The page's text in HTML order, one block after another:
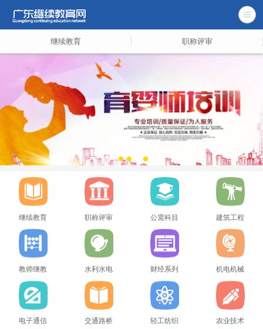
继续教育 职称评审
继续教育 职称评审 公需科目 建筑工程
教师继教 水利水电 财经系列 机电机械
电子通信 交通路桥 轻工纺织 农业技术